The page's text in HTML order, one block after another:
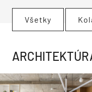
Všetky